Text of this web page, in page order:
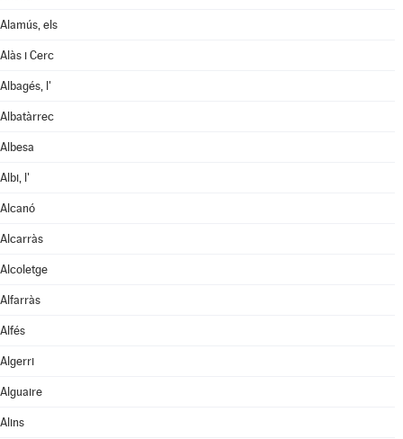
Alamús, els
Alàs i Cerc
Albagés, l'
Albatàrrec
Albesa
Albi, l'
Alcanó
Alcarràs
Alcoletge
Alfarràs
Alfés
Algerri
Alguaire
Alins